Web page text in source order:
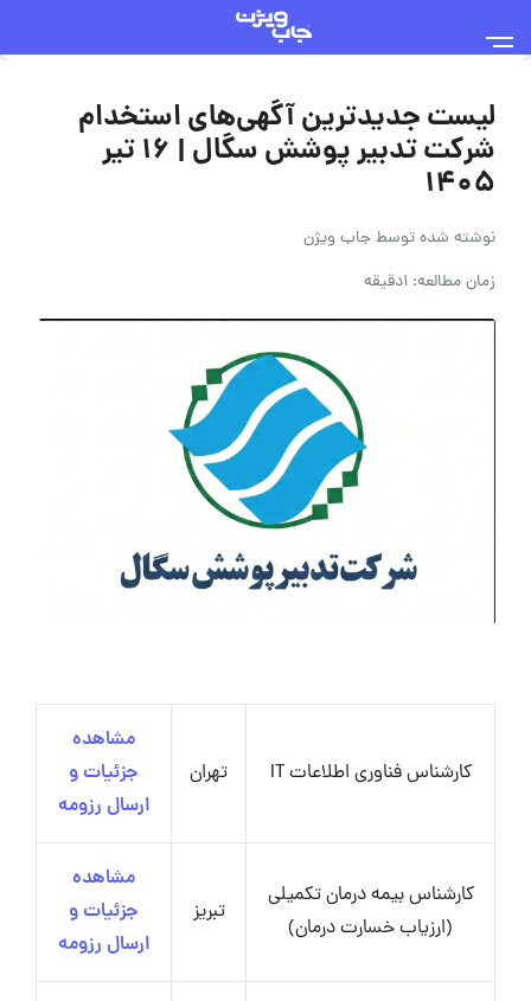
لیست جدیدترین آگهی‌های استخدام
شرکت تدبیر پوشش سگال | ۱۶ تیر
۱۴۰۵
نوشته شده توسطجاب ویژن
زمان مطالعه: 1دقیقه
کارشناس فناوری اطلاعات IT تهران
مشاهده
جزئیات و
ارسال رزومه
کارشناس بیمه درمان تکمیلی
(ارزیاب خسارت درمان)
تبریز
مشاهده
جزئیات و
ارسال رزومه